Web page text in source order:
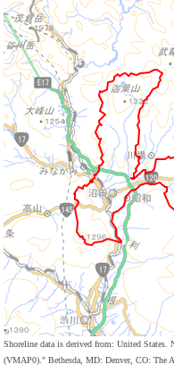
Shoreline data is derived from: United States.
(VMAP0)." Bethesda, MD: Denver, CO: The